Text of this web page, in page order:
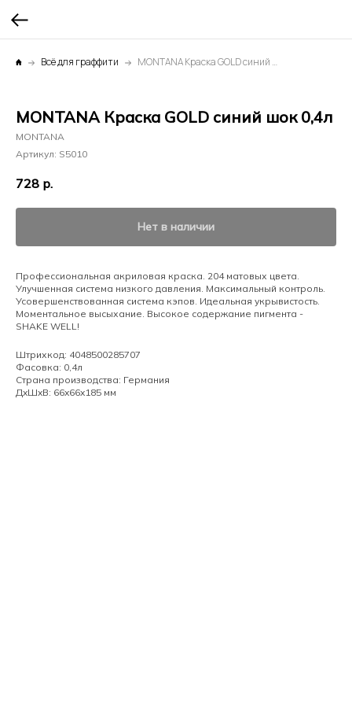
Всё для граффити MONTANA Краска GOLD синий шок 0,4л
MONTANA Краска GOLD синий шок 0,4л
MONTANA
Артикул: S5010
728 р.
Нет в наличии
Профессиональная акриловая краска. 204 матовых цвета.
Улучшенная система низкого давления. Максимальный контроль.
Усовершенствованная система кэпов. Идеальная укрывистость.
Моментальное высыхание. Высокое содержание пигмента -
SHAKE WELL!
Штрихкод: 4048500285707
Фасовка: 0,4л
Страна производства: Германия
ДxШxВ: 66x66x185 мм